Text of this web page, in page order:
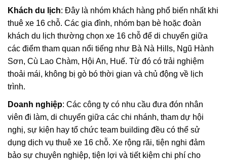
Khách du lịch: Đây là nhóm khách hàng phổ biến nhất khi
thuê xe 16 chỗ. Các gia đình, nhóm bạn bè hoặc đoàn
khách du lịch thường chọn xe 16 chỗ để di chuyển giữa
các điểm tham quan nổi tiếng như Bà Nà Hills, Ngũ Hành
Sơn, Cù Lao Chàm, Hội An, Huế. Từ đó có trải nghiệm
thoải mái, không bị gò bó thời gian và chủ động về lịch
trình.
Doanh nghiệp: Các công ty có nhu cầu đưa đón nhân
viên đi làm, di chuyển giữa các chi nhánh, tham dự hội
nghị, sự kiện hay tổ chức team building đều có thể sử
dụng dịch vụ thuê xe 16 chỗ. Xe rộng rãi, tiện nghi đảm
bảo sự chuyên nghiệp, tiện lợi và tiết kiệm chi phí cho